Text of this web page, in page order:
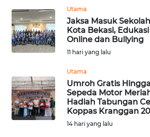
Utama
Jaksa Masuk
Kota Bekasi,
Online dan Bullying
11 hari yang lalu
Utama
Umroh Gratis
Sepeda Motor
Hadiah Tabungan
Koppas Kranggan
14 hari yang lalu
WN
JAKARTA
WN
BANTEN